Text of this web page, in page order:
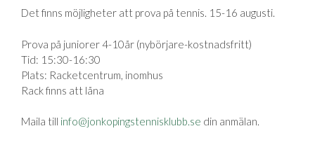
Det finns möjligheter att prova på tennis. 15-16 augusti.
Prova på juniorer 4-10år (nybörjare-kostnadsfritt)
Tid: 15:30-16:30
Plats: Racketcentrum, inomhus
Rack finns att låna
Maila till info@jonkopingstennisklubb.se din anmälan.